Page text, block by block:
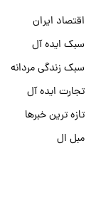
اقتصاد ایران
سبک ایده آل
سبک زندگی مردانه
تجارت ایده آل
تازه ترین خبرها
مبل ال